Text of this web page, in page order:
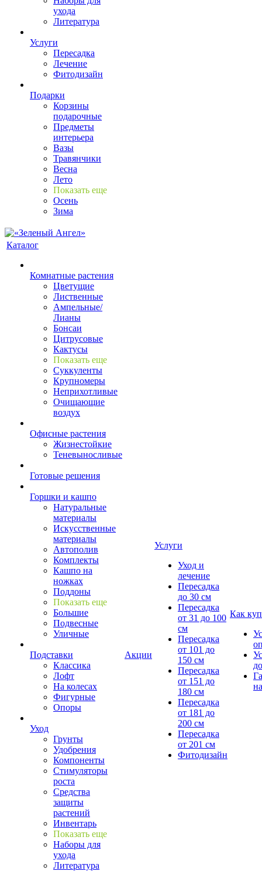
ухода
Литература
Услуги
Пересадка
Лечение
Фитодизайн
Подарки
Корзины
подарочные
Предметы
интерьера
Вазы
Травянчики
Весна
Лето
Показать еще
Осень
Зима
Каталог
Комнатные растения
Цветущие
Лиственные
Ампельные/
Лианы
Бонсаи
Цитрусовые
Кактусы
Показать еще
Суккуленты
Крупномеры
Неприхотливые
Очищающие
воздух
Офисные растения
Жизнестойкие
Теневыносливые
Готовые решения
Горшки и кашпо
Натуральные
материалы
Искусственные
материалы
Автополив
Комплекты
Кашпо на
ножках
Поддоны
Показать еще
Большие
Подвесные
Уличные
Подставки
Классика
Лофт
На колесах
Фигурные
Опоры
Уход
Грунты
Удобрения
Компоненты
Стимуляторы
роста
Средства
защиты
растений
Инвентарь
Показать еще
Наборы для
ухода
Литература
Акции
Услуги
Уход и
лечение
Пересадка
до 30 см
Пересадка
от 31 до 100
см
Пересадка
от 101 до
150 см
Пересадка
от 151 до
180 см
Пересадка
от 181 до
200 см
Пересадка
от 201 см
Фитодизайн
Как